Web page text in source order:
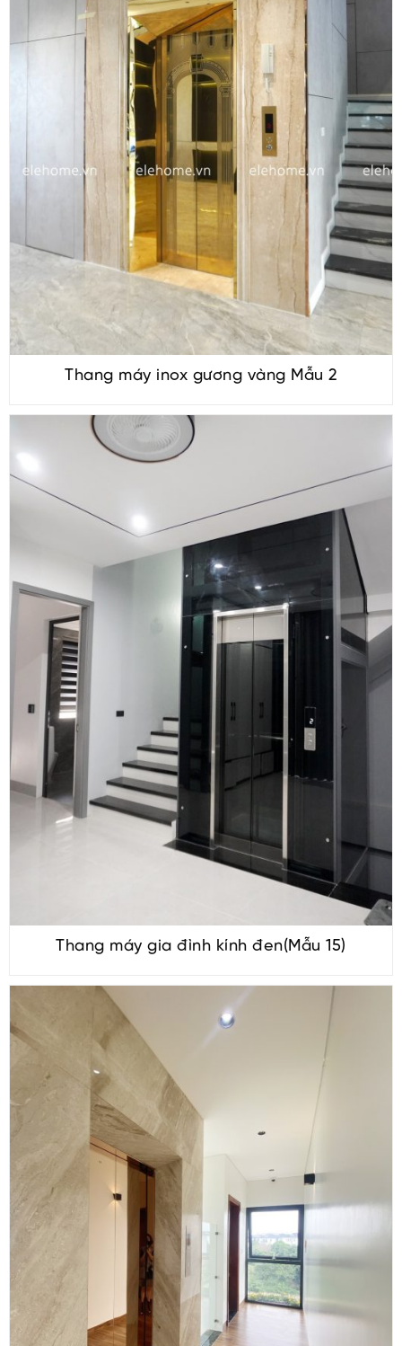
Thang máy inox gương vàng Mẫu 2
Thang máy gia đình kính đen(Mẫu 15)